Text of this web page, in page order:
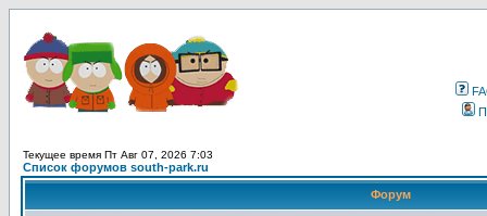
Текущее время Пт Авг 07, 2026 7:03
Список форумов south-park.ru
Форум